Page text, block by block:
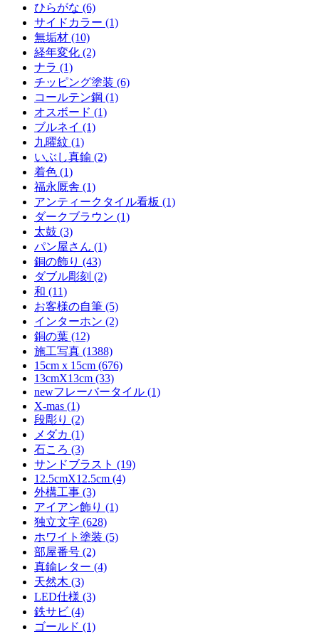
ひらがな (6)
サイドカラー (1)
無垢材 (10)
経年変化 (2)
ナラ (1)
チッピング塗装 (6)
コールテン鋼 (1)
オスボード (1)
ブルネイ (1)
九曜紋 (1)
いぶし真鍮 (2)
着色 (1)
福永厩舎 (1)
アンティークタイル看板 (1)
ダークブラウン (1)
太鼓 (3)
パン屋さん (1)
銅の飾り (43)
ダブル彫刻 (2)
和 (11)
お客様の自筆 (5)
インターホン (2)
銅の葉 (12)
施工写真 (1388)
15cm x 15cm (676)
13cmX13cm (33)
newフレーバータイル (1)
X-mas (1)
段彫り (2)
メダカ (1)
石ころ (3)
サンドブラスト (19)
12.5cmX12.5cm (4)
外構工事 (3)
アイアン飾り (1)
独立文字 (628)
ホワイト塗装 (5)
部屋番号 (2)
真鍮レター (4)
天然木 (3)
LED仕様 (3)
鉄サビ (4)
ゴールド (1)